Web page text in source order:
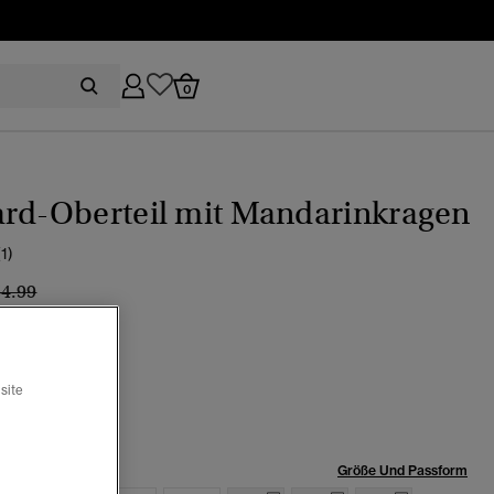
0
Oberteil mit Mandarinkragen
wurde reduziert von
bis
Größe Und Passform